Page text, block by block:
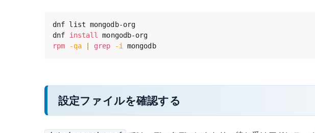
dnf list mongodb-org
dnf install
rpm
-qa grep -i mongodb
設定ファイルを確認する